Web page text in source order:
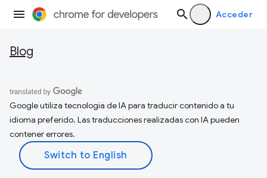
Acceder
Blog
Google utiliza tecnología de IA para traducir contenido a tu
idioma preferido. Las traducciones realizadas con IA pueden
contener errores.